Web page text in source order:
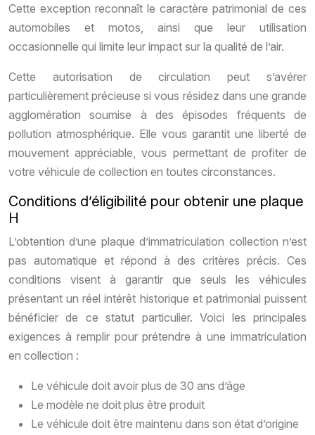
Cette exception reconnaît le caractère patrimonial de ces
automobiles et motos, ainsi que leur utilisation
occasionnelle qui limite leur impact sur la qualité de l’air.
Cette autorisation de circulation peut s’avérer
particulièrement précieuse si vous résidez dans une grande
agglomération soumise à des épisodes fréquents de
pollution atmosphérique. Elle vous garantit une liberté de
mouvement appréciable, vous permettant de profiter de
votre véhicule de collection en toutes circonstances.
Conditions d’éligibilité pour obtenir une plaque
H
L’obtention d’une plaque d’immatriculation collection n’est
pas automatique et répond à des critères précis. Ces
conditions visent à garantir que seuls les véhicules
présentant un réel intérêt historique et patrimonial puissent
bénéficier de ce statut particulier. Voici les principales
exigences à remplir pour prétendre à une immatriculation
en collection :
Le véhicule doit avoir plus de 30 ans d’âge
Le modèle ne doit plus être produit
Le véhicule doit être maintenu dans son état d’origine